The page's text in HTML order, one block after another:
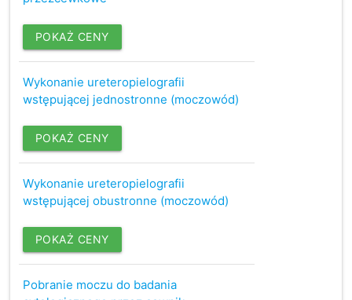
POKAŻ CENY
Wykonanie ureteropielografii
wstępującej jednostronne (moczowód)
POKAŻ CENY
Wykonanie ureteropielografii
wstępującej obustronne (moczowód)
POKAŻ CENY
Pobranie moczu do badania